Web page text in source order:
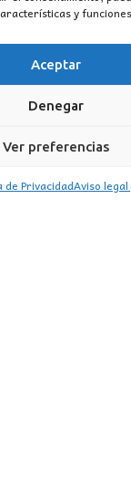
y
Aceptar
Denegar
Ver preferencias
de PrivacidadAviso